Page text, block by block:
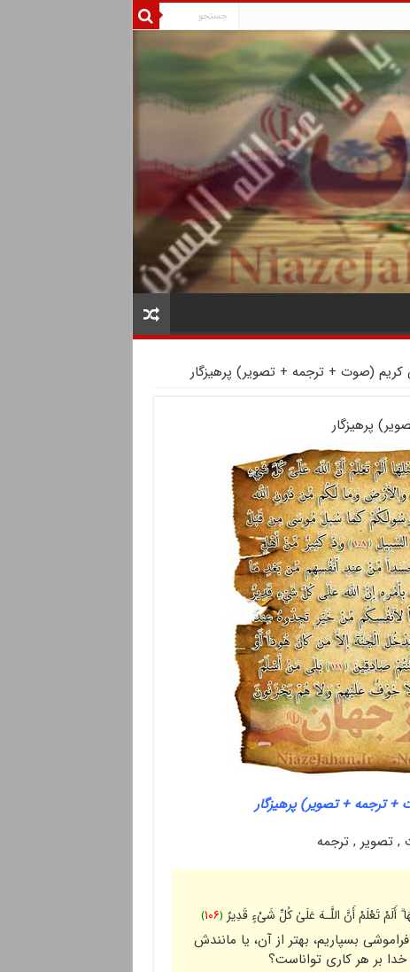
کریم (صوت + ترجمه + تصویر) پرهیزگار
پرهیزگار
ترجمه + تصویر) پرهیزگار
أَلَمْ تَعْلَمْ أَنَّ اللَّـهَ عَلَىٰ کُلِّ شَیْءٍ قَدِیرٌ‌ ﴿١٠۶﴾
بسپاریم، بهتر از آن، یا مانندش
خدا بر هر کارى تواناست؟